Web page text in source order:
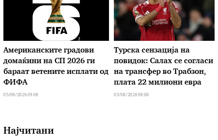
Американските градови
домаќини на СП 2026 ги
бараат ветените исплати од
ФИФА
05/08/2026 09:08
Турска сензација на
повидок: Салах се согласи
на трансфер во Трабзон,
плата 22 милиони евра
05/08/2026 08:08
Најчитани